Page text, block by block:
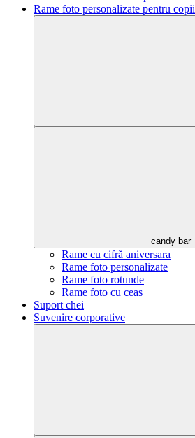
Rame foto personalizate pentru copii
candy bar
Rame cu cifră aniversara
Rame foto personalizate
Rame foto rotunde
Rame foto cu ceas
Suport chei
Suvenire corporative